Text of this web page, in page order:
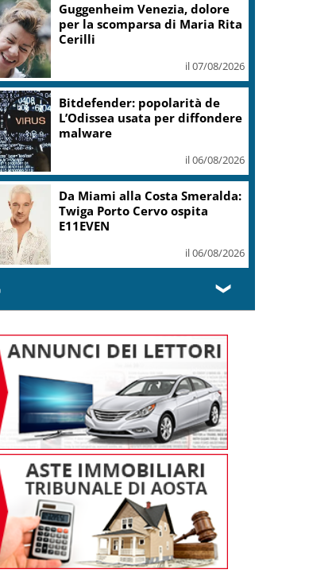
Covid, ‘Conte-day’ in
commissione: “non sono un
eroe ma un uomo corretto,
il 06/08/2026
Guccini, Meloni: l’ho amato e
mi ha formato, continuerò a
il 06/08/2026
Sogin: in 2025 utile balza oltre
2,5 mln, decommissioning al
il 06/08/2026